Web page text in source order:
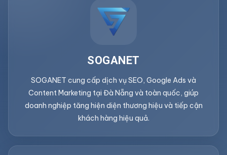
SOGANET
SOGANET cung cấp dịch vụ SEO, Google Ads và
Content Marketing tại Đà Nẵng và toàn quốc, giúp
doanh nghiệp tăng hiện diện thương hiệu và tiếp cận
khách hàng hiệu quả.